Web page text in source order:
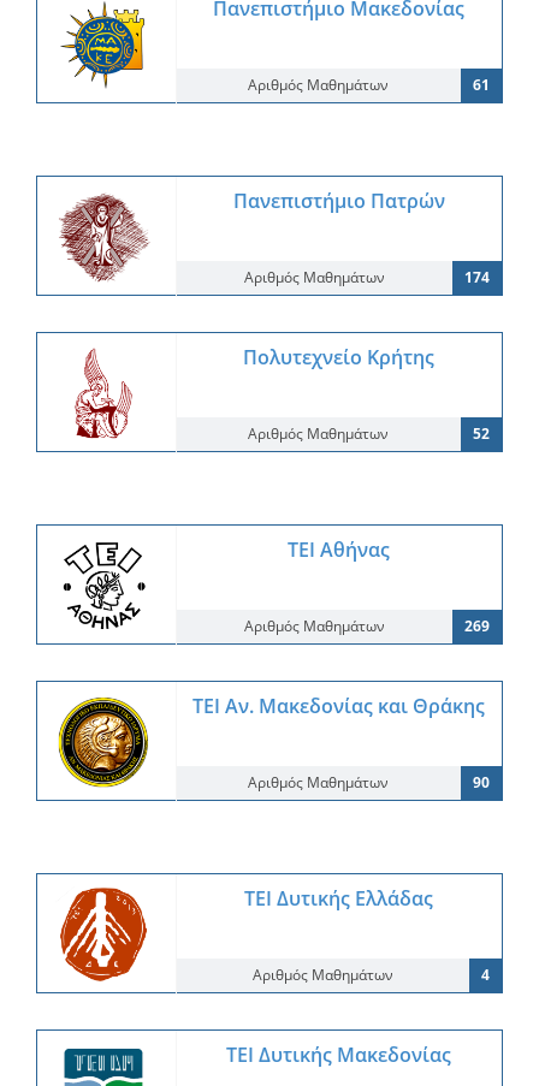
Πανεπιστήμιο Μακεδονίας
Αριθμός Μαθημάτων 61
Πανεπιστήμιο Πατρών
Αριθμός Μαθημάτων 174
Πολυτεχνείο Κρήτης
Αριθμός Μαθημάτων 52
ΤΕΙ Αθήνας
Αριθμός Μαθημάτων 269
ΤΕΙ Αν. Μακεδονίας και Θράκης
Αριθμός Μαθημάτων 90
ΤΕΙ Δυτικής Ελλάδας
Αριθμός Μαθημάτων 4
ΤΕΙ Δυτικής Μακεδονίας